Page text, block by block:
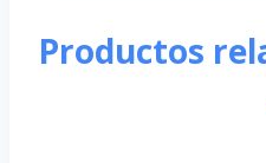
Productos